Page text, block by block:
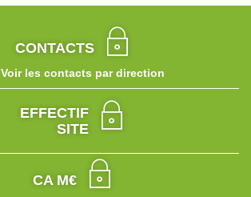
CONTACTS
Voir les contacts par direction
EFFECTIF
SITE
CA M€